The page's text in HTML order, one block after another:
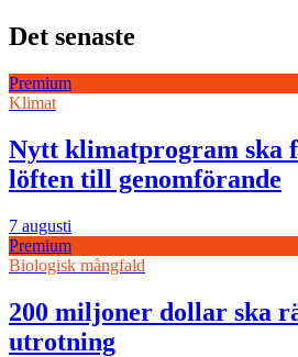
Det senaste
Premium
Klimat
Nytt klimatprogram ska
löften till genomförande
7 augusti
Premium
Biologisk mångfald
200 miljoner dollar ska
utrotning